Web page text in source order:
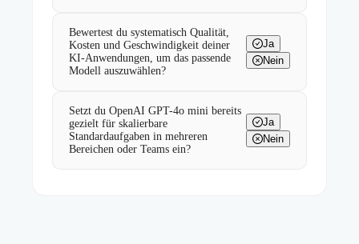
Bewertest du systematisch Qualität,
Kosten und Geschwindigkeit deiner
KI-Anwendungen, um das passende
Modell auszuwählen?
Ja
Nein
Setzt du OpenAI GPT-4o mini bereits
gezielt für skalierbare
Standardaufgaben in mehreren
Bereichen oder Teams ein?
Ja
Nein